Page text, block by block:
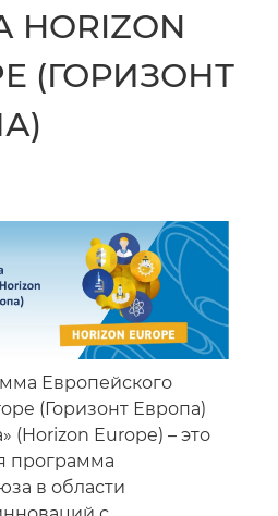
(ГОРИЗОНТ
Европейского
(Горизонт Европа)
(Horizon Europe) – это
программа
в области